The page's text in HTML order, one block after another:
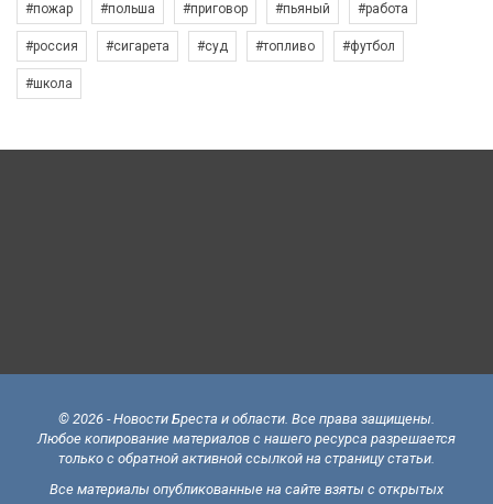
#пожар #польша #приговор #пьяный #работа
#россия #сигарета #суд #топливо #футбол
#школа
© 2026 - Новости Бреста и области. Все права защищены.
Любое копирование материалов с нашего ресурса разрешается
только с обратной активной ссылкой на страницу статьи.
Все материалы опубликованные на сайте взяты с открытых